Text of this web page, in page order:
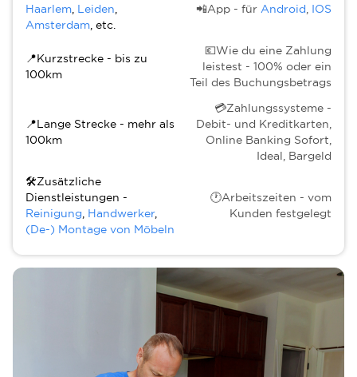
Haarlem Leiden
Amsterdam , etc.
📲App - für Android IOS
📍Kurzstrecke - bis zu
100km
💶Wie du eine Zahlung
leistest - 100% oder ein
Teil des Buchungsbetrags
📍Lange Strecke - mehr als
100km
💳Zahlungssysteme -
Debit- und Kreditkarten,
Online Banking Sofort,
Ideal, Bargeld
🛠Zusätzliche
Dienstleistungen -
Reinigung Handwerker,
(De-) Montage von Möbeln
🕐Arbeitszeiten - vom
Kunden festgelegt